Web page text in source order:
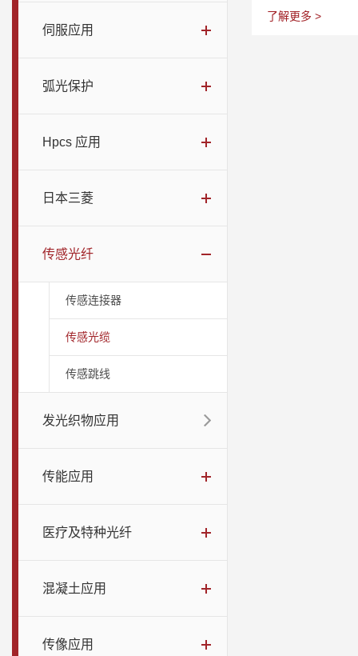
伺服应用
弧光保护
Hpcs 应用
日本三菱
传感光纤
传感连接器
传感光缆
传感跳线
发光织物应用
传能应用
医疗及特种光纤
混凝土应用
传像应用
了解更多 >